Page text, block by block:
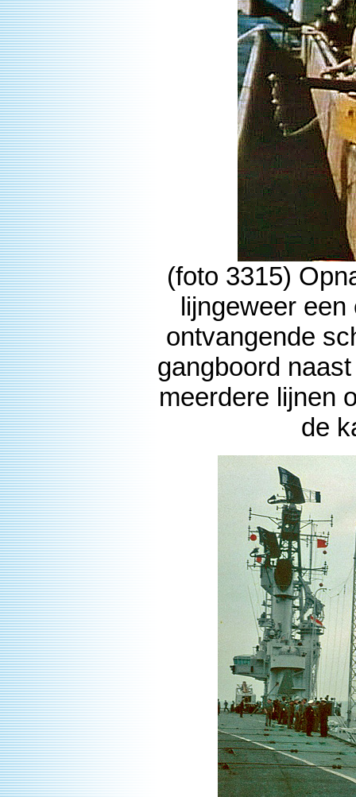
(foto 3315)
lijngeweer
ontvangende
gangboord
meerdere lijnen
de